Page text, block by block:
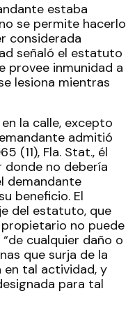
estaba
se permite hacerlo
considerada
señaló el estatuto
provee inmunidad a
lesiona mientras
la calle, excepto
admitió
(11), Fla. Stat., él
donde no debería
demandante
beneficio. El
del estatuto, que
no puede
cualquier daño o
que surja de la
en tal actividad, y
para tal